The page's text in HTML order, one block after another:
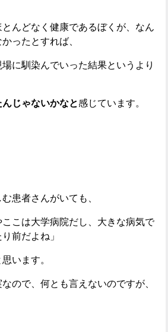
んどなく健康であるぼくが、なん
ったとすれば、
に馴染んでいった結果というより
じゃないかなと感じています。
患者さんがいても、
ここは大学病院だし、大きな病気で
前だよね」
います。
ので、何とも言えないのですが、